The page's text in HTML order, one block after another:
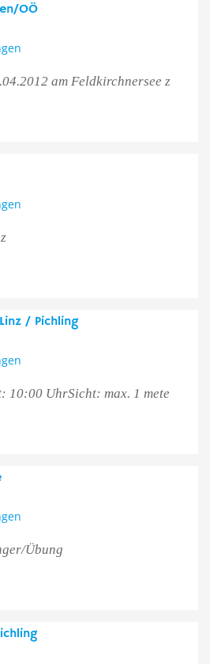
OÖ
am Feldkirchnersee z
/ Pichling
10:00 UhrSicht: max. 1 mete
Übung